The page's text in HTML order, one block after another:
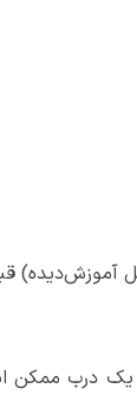
پرسنل
یک درب